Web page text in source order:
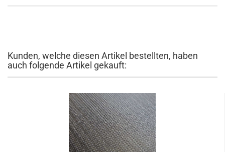
Kunden, welche diesen Artikel bestellten, haben
auch folgende Artikel gekauft: